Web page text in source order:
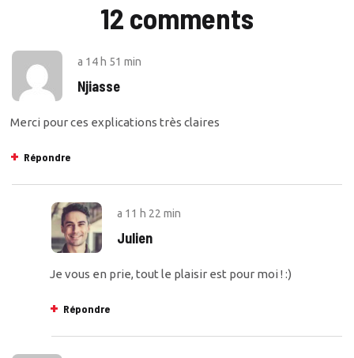
12 comments
a 14 h 51 min
Njiasse
Merci pour ces explications très claires
Répondre
a 11 h 22 min
Julien
Je vous en prie, tout le plaisir est pour moi ! :)
Répondre